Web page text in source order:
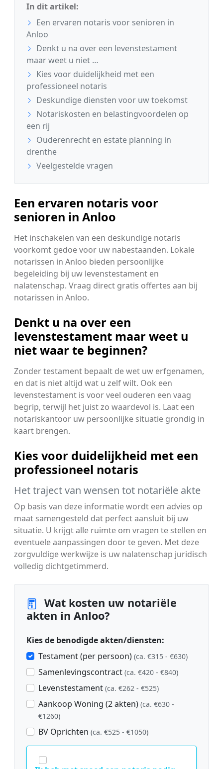
In dit artikel:
Een ervaren notaris voor senioren in
Anloo
Denkt u na over een levenstestament
maar weet u niet …
Kies voor duidelijkheid met een
professioneel notaris
Deskundige diensten voor uw toekomst
Notariskosten en belastingvoordelen op
een rij
Ouderenrecht en estate planning in
drenthe
Veelgestelde vragen
Een ervaren notaris voor
senioren in Anloo
Het inschakelen van een deskundige notaris
voorkomt gedoe voor uw nabestaanden. Lokale
notarissen in Anloo bieden persoonlijke
begeleiding bij uw levenstestament en
nalatenschap. Vraag direct gratis offertes aan bij
notarissen in Anloo.
Denkt u na over een
levenstestament maar weet u
niet waar te beginnen?
Zonder testament bepaalt de wet uw erfgenamen,
en dat is niet altijd wat u zelf wilt. Ook een
levenstestament is voor veel ouderen een vaag
begrip, terwijl het juist zo waardevol is. Laat een
notariskantoor uw persoonlijke situatie grondig in
kaart brengen.
Kies voor duidelijkheid met een
professioneel notaris
Het traject van wensen tot notariële akte
Op basis van deze informatie wordt een advies op
maat samengesteld dat perfect aansluit bij uw
situatie. U krijgt alle ruimte om vragen te stellen en
eventuele aanpassingen door te geven. Met deze
zorgvuldige werkwijze is uw nalatenschap juridisch
volledig dichtgetimmerd.
Wat kosten uw notariële
akten in Anloo?
Kies de benodigde akten/diensten:
Testament (per persoon) (ca. €315 - €630)
Samenlevingscontract (ca. €420 - €840)
Levenstestament (ca. €262 - €525)
Aankoop Woning (2 akten) (ca. €630 -
€1260)
BV Oprichten (ca. €525 - €1050)